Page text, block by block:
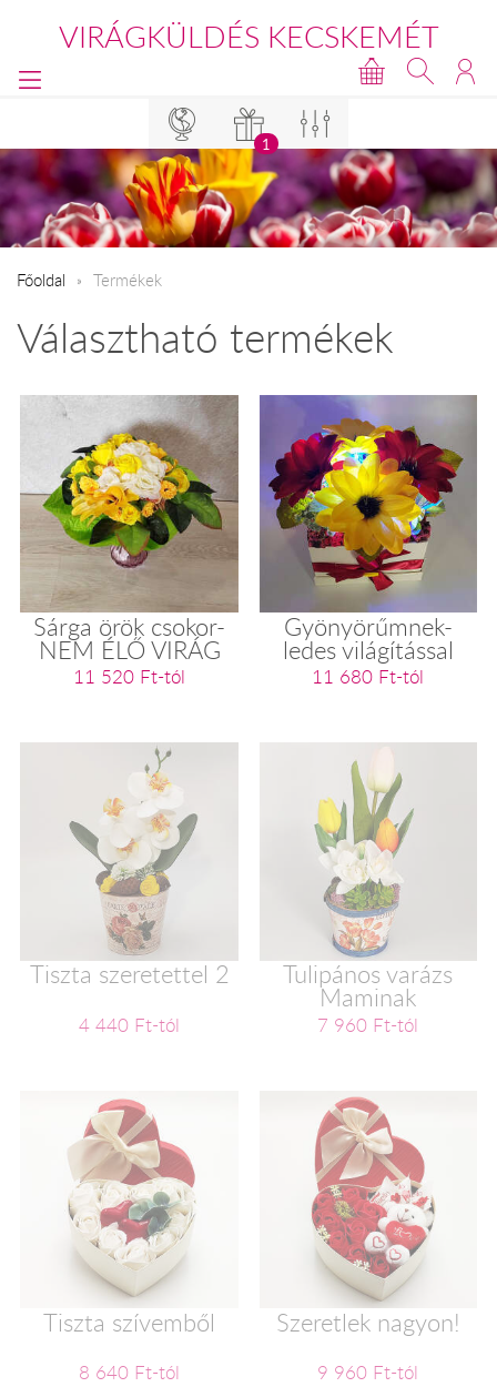
VIRÁGKÜLDÉS KECSKEMÉT
1
Főoldal Termékek
Választható termékek
Sárga örök csokor-
NEM ÉLŐ VIRÁG
11 520 Ft-tól
Gyönyörűmnek-
ledes világítással
11 680 Ft-tól
Tiszta szeretettel 2
4 440 Ft-tól
Tulipános varázs
Maminak
7 960 Ft-tól
Tiszta szívemből
8 640 Ft-tól
Szeretlek nagyon!
9 960 Ft-tól